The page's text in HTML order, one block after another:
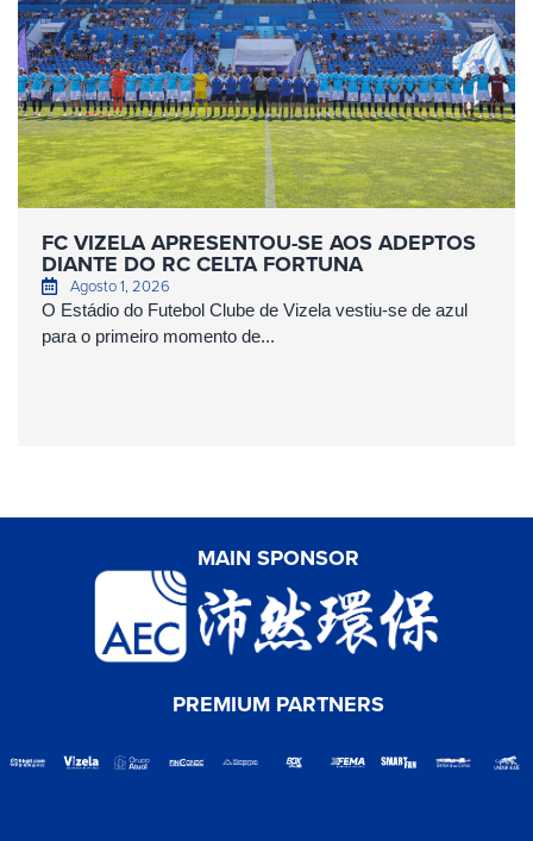
FC VIZELA APRESENTOU-SE AOS ADEPTOS
DIANTE DO RC CELTA FORTUNA
Agosto 1, 2026
O Estádio do Futebol Clube de Vizela vestiu-se de azul
para o primeiro momento de...
MAIN SPONSOR
PREMIUM PARTNERS